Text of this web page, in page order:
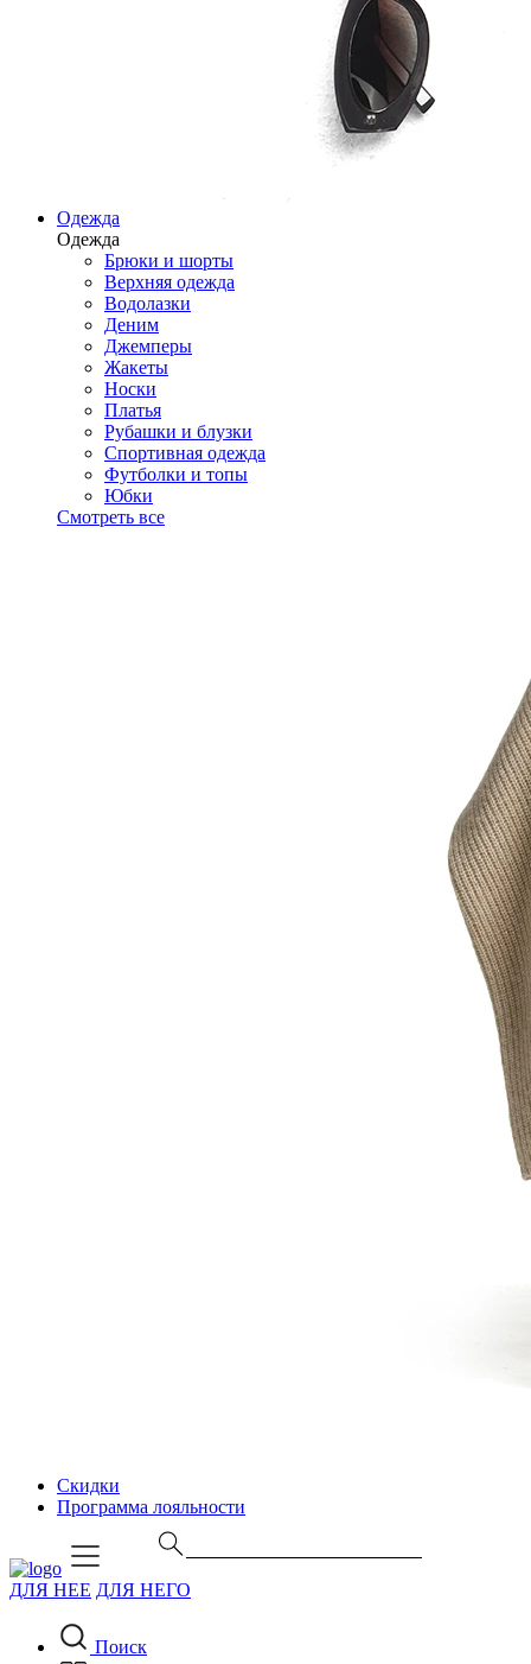
Одежда
Одежда
Брюки и шорты
Верхняя одежда
Водолазки
Деним
Джемперы
Жакеты
Носки
Платья
Рубашки и блузки
Спортивная одежда
Футболки и топы
Юбки
Смотреть все
Скидки
Программа лояльности
ДЛЯ НЕЕ ДЛЯ НЕГО
Поиск